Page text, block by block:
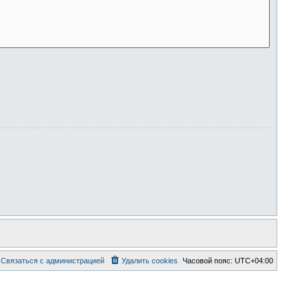
Часовой пояс: UTC+04:00
Удалить cookies
Связаться с администрацией